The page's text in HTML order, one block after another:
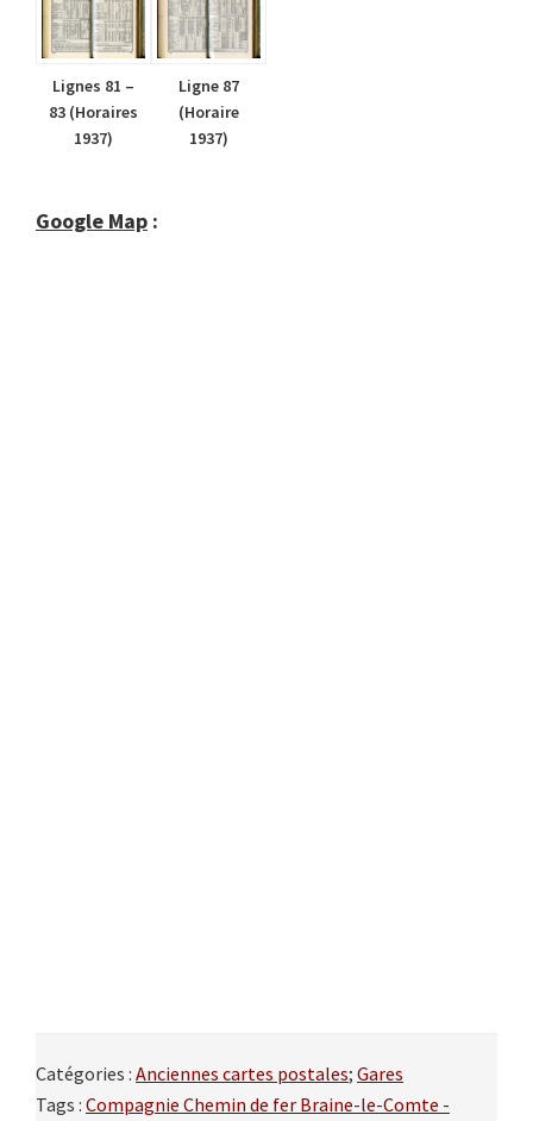
Lignes 81 –
83 (Horaires
1937)
Ligne 87
(Horaire
1937)
Google Map :
Catégories : Anciennes cartes postales; Gares
Tags : Compagnie Chemin de fer Braine-le-Comte -